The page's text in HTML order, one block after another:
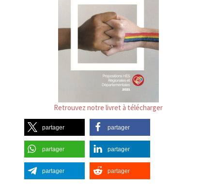
Retrouvez notre livret à télécharger
partager partager
partager partager
partager partager